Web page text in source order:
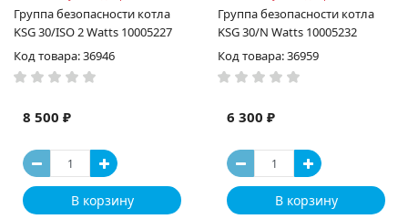
Группа безопасности котла
KSG 30/ISO 2 Watts 10005227
Код товара: 36946
8 500 ₽
В корзину
Группа безопасности котла
KSG 30/N Watts 10005232
Код товара: 36959
6 300 ₽
В корзину